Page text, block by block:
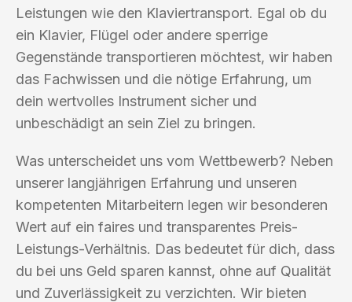
Leistungen wie den Klaviertransport. Egal ob du
ein Klavier, Flügel oder andere sperrige
Gegenstände transportieren möchtest, wir haben
das Fachwissen und die nötige Erfahrung, um
dein wertvolles Instrument sicher und
unbeschädigt an sein Ziel zu bringen.
Was unterscheidet uns vom Wettbewerb? Neben
unserer langjährigen Erfahrung und unseren
kompetenten Mitarbeitern legen wir besonderen
Wert auf ein faires und transparentes Preis-
Leistungs-Verhältnis. Das bedeutet für dich, dass
du bei uns Geld sparen kannst, ohne auf Qualität
und Zuverlässigkeit zu verzichten. Wir bieten